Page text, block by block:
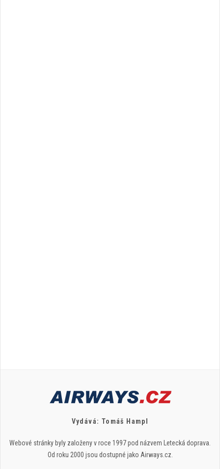
Vydává: Tomáš Hampl
Webové stránky byly založeny v roce 1997 pod názvem Letecká doprava.
Od roku 2000 jsou dostupné jako Airways.cz.